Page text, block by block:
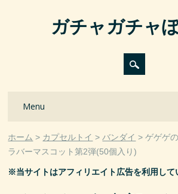
ガチャガチャ
Main menu
Menu
ホーム カプセルトイ バンダイ
ゲゲゲ
ラバーマスコット第2弾(50個入り)
※当サイトはアフィリエイト広告を利用して